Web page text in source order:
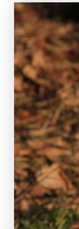
te vullen
nog geen
het niet.
is het